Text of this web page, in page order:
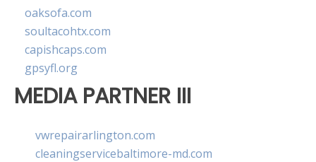
oaksofa.com
soultacohtx.com
capishcaps.com
gpsyfl.org
MEDIA PARTNER III
vwrepairarlington.com
cleaningservicebaltimore-md.com